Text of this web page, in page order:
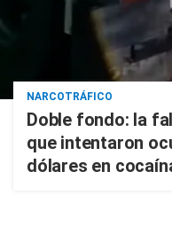
NARCOTRÁFICO
Doble fondo: la
que intentaron
dólares en